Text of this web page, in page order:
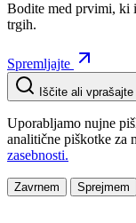
Bodite med prvimi, ki
trgih.
Spremljajte
Iščite ali
Uporabljamo nujne
analitične piškotke za
zasebnosti.
Zavrnem Sprejmem